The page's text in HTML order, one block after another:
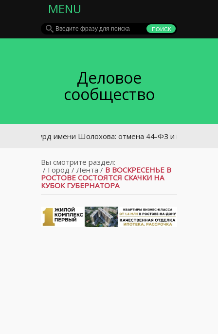
MENU
Деловое
сообщество
Абсурд имени Шолохова: отмена 44-ФЗ и передача
Вы смотрите раздел:
/ Город/ Лента / В ВОСКРЕСЕНЬЕ В
РОСТОВЕ СОСТОЯТСЯ СКАЧКИ НА
КУБОК ГУБЕРНАТОРА